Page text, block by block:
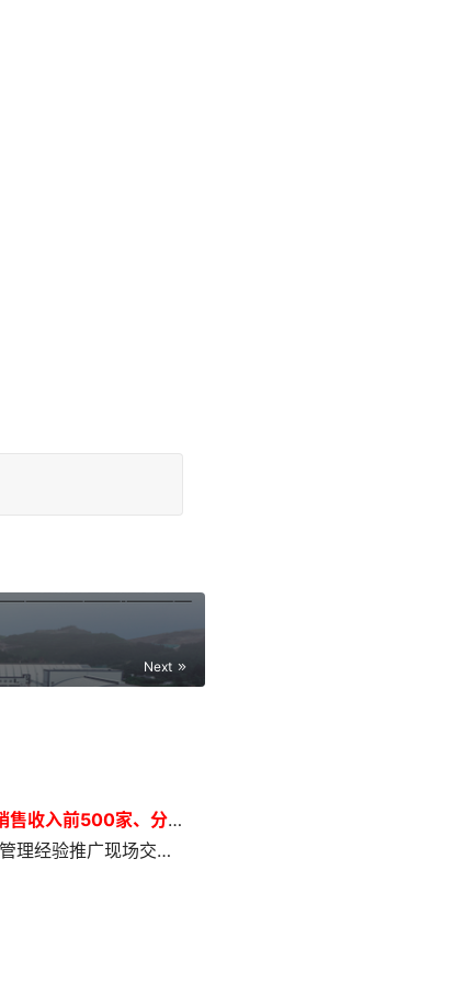
Next
关于申报2026石油和化工企业销售收入前500家、分行业企业前100家的通知
关于举办中海石油气电集团创新管理经验推广现场交流会的通知